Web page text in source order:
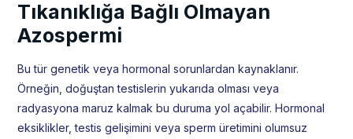
Tıkanıklığa Bağlı Olmayan
Azospermi
Bu tür genetik veya hormonal sorunlardan kaynaklanır.
Örneğin, doğuştan testislerin yukarıda olması veya
radyasyona maruz kalmak bu duruma yol açabilir. Hormonal
eksiklikler, testis gelişimini veya sperm üretimini olumsuz